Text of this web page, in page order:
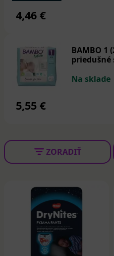
veľkostiach.
4,46 €
BAMBO 1
priedušné
Na sklade
5,55 €
ZORADIŤ